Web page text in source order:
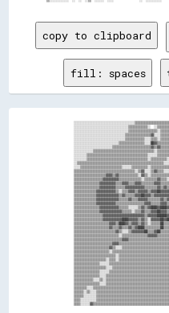
copy to clipboard
fill: spaces
░░░░░░░░░░░░░░░░░░░░░░░░░░░░░░░░░░▒▒▒▒▒▒▒▒▒▒▒▒░░